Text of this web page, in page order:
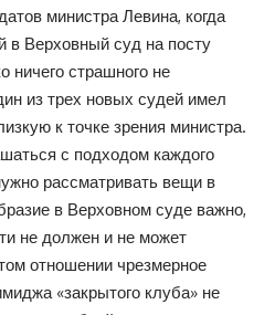
министра Левина, когда
в Верховный суд на посту
ничего страшного не
из трех новых судей имел
к точке зрения министра.
с подходом каждого
рассматривать вещи в
в Верховном суде важно,
не должен и не может
отношении чрезмерное
«закрытого клуба» не